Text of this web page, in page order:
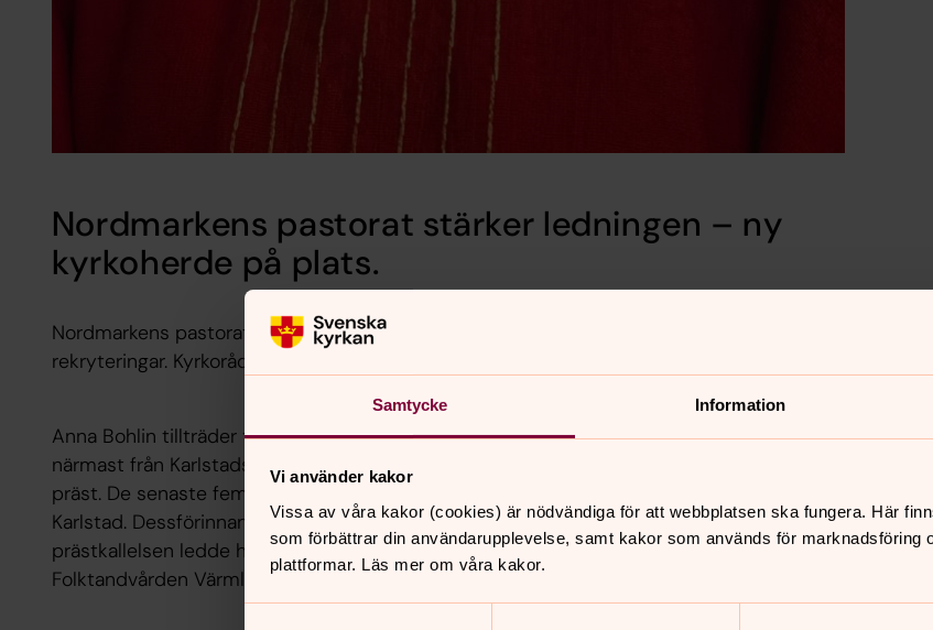
Samtycke Information
Vi använder kakor
Vissa av våra kakor (cookies) är nödvändiga för att webbplatsen ska fungera. Här
som förbättrar din användarupplevelse, samt kakor som används för marknadsföring
plattformar. Läs mer om våra kakor.
Nordmarkens pastorat stärker ledningen – ny
kyrkoherde på plats.
Nordmarkens pastorat tar nu ett viktigt steg in i framtiden genom två betydelsefulla
rekryteringar. Kyrkorådet har beslutat att anställa Anna Bohlin som ny kyrkoherde.
Anna Bohlin tillträder tjänsten som kyrkoherde den 10 september 2026 och kommer
närmast från Karlstads pastorat, där hon under de senaste tio åren varit verksam som
präst. De senaste fem åren har hon tjänstgjort som kaplan i Domkyrkoförsamlingen i
Karlstad. Dessförinnan var hon komminister i Norrstrands församling under fem år. Innan
prästkallelsen ledde henne in i Svenska kyrkans tjänst arbetade hon under 21 år inom
Folktandvården Värmland.